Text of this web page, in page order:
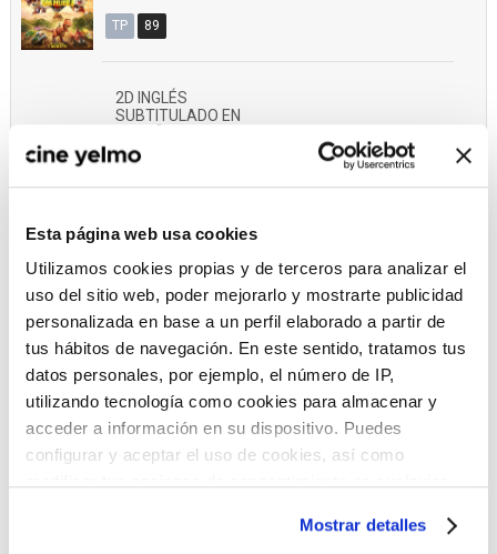
Esta página web usa cookies
Utilizamos cookies propias y de terceros para analizar el
uso del sitio web, poder mejorarlo y mostrarte publicidad
personalizada en base a un perfil elaborado a partir de
tus hábitos de navegación. En este sentido, tratamos tus
datos personales, por ejemplo, el número de IP,
utilizando tecnología como cookies para almacenar y
acceder a información en su dispositivo. Puedes
configurar y aceptar el uso de cookies, así como
Mostrar detalles
TP 89
2D INGLÉS
SUBTITULADO EN
16:45
15:45 17:40 18:40
Estreno
El último mono
M-12
2D ESPAÑOL
15:50 18:05 20:15 22:25